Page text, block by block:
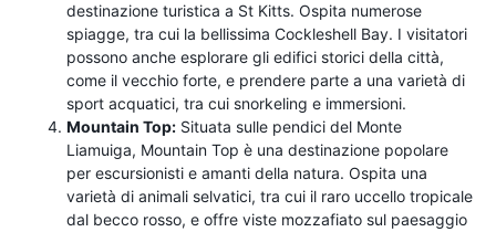
destinazione turistica a St Kitts. Ospita numerose
spiagge, tra cui la bellissima Cockleshell Bay. I visitatori
possono anche esplorare gli edifici storici della città,
come il vecchio forte, e prendere parte a una varietà di
sport acquatici, tra cui snorkeling e immersioni.
Mountain Top: Situata sulle pendici del Monte
Liamuiga, Mountain Top è una destinazione popolare
per escursionisti e amanti della natura. Ospita una
varietà di animali selvatici, tra cui il raro uccello tropicale
dal becco rosso, e offre viste mozzafiato sul paesaggio